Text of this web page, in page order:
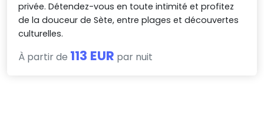
privée. Détendez-vous en toute intimité et profitez
de la douceur de Sète, entre plages et découvertes
culturelles.
À partir de 113 EUR par nuit